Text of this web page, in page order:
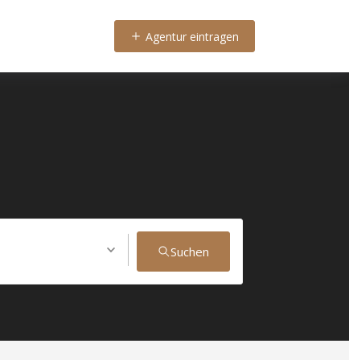
Agentur eintragen
Suchen